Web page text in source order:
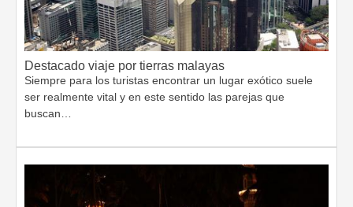
Destacado viaje por tierras malayas
Siempre para los turistas encontrar un lugar exótico suele
ser realmente vital y en este sentido las parejas que
buscan…